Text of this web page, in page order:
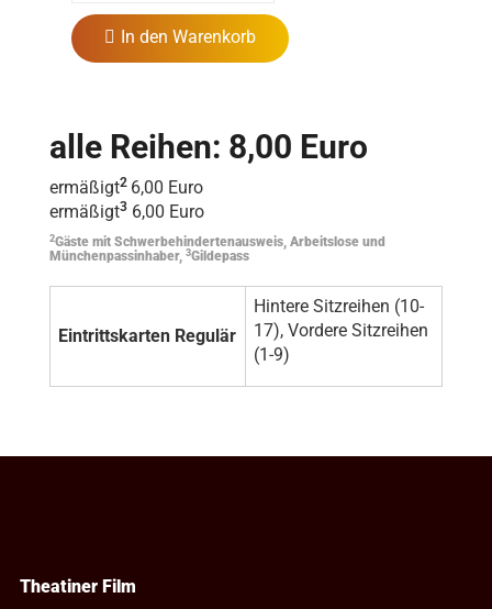
In den Warenkorb
alle Reihen: 8,00 Euro
ermäßigt2 6,00 Euro
ermäßigt3 6,00 Euro
2Gäste mit Schwerbehindertenausweis, Arbeitslose und
Münchenpassinhaber, 3Gildepass
Eintrittskarten Regulär
Hintere Sitzreihen (10-
17), Vordere Sitzreihen
(1-9)
Theatiner Film